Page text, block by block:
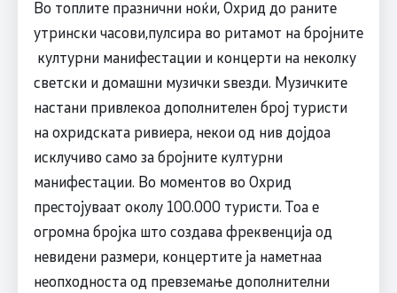
Во топлите празнични ноќи, Охрид до раните
утрински часови,пулсира во ритамот на бројните
културни манифестации и концерти на неколку
светски и домашни музички ѕвезди. Музичките
настани привлекоа дополнителен број туристи
на охридската ривиера, некои од нив дојдоа
исклучиво само за бројните културни
манифестации. Во моментов во Охрид
престојуваат околу 100.000 туристи. Тоа е
огромна бројка што создава фреквенција од
невидени размери, концертите ја наметнаа
неопходноста од превземање дополнителни